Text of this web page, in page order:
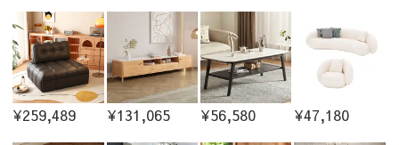
¥259,489 ¥131,065 ¥56,580 ¥47,180